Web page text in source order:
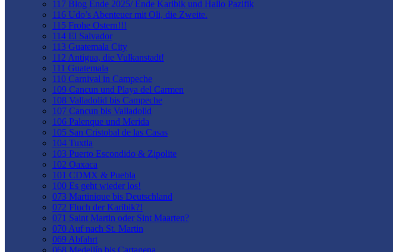
117 Blog Ende 2025/ Ende Karibik und Hallo Pazifik
116 Udo’s Abenteuer mit Oli, die Zweite.
115 Frohe Ostern!!!
114 El Salvador
113 Guatemala City
112 Antigua, die Vulkanstadt!
111 Guatemala
110 Carnival in Campeche
109 Cancun und Playa del Carmen
108 Valladolid bis Campeche
107 Cancun bis Valladolid
106 Palenque und Merida
105 San Cristobal de las Casas
104 Tuxtla
103 Puerto Escondido & Zipolite
102 Oaxaca
101 CDMX & Puebla
100 Es geht wieder los!
073 Martinique bis Deutschland
072 Fluch der Karibik?!
071 Saint Martin oder Sint Maarten?
070 Auf nach St. Martin
069 Abfahrt
068 Medellín bis Cartagena